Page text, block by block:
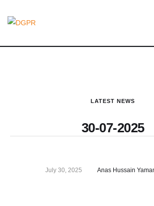
LATEST NEWS
30-07-2025
July 30, 2025 Anas Hussain